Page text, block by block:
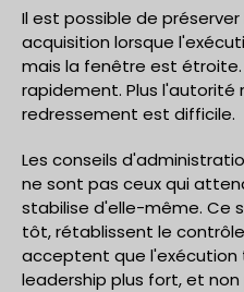
Il est possible de
acquisition lorsque
mais la fenêtre est
rapidement. Plus l'autorité
redressement est difficile.
Les conseils
ne sont pas ceux qui
stabilise d'elle-même. Ce
tôt, rétablissent le
acceptent que l'exécution
leadership plus fort, et